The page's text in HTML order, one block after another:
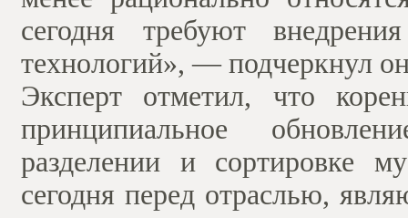
сегодня требуют
технологий», — подчеркнул
Эксперт отметил, что
принципиальное
разделении и сортировке
сегодня перед отраслью,